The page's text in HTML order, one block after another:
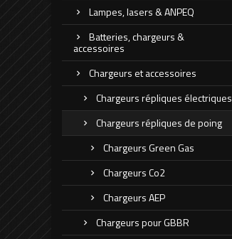
Lampes, lasers & ANPEQ
Batteries, chargeurs &
accessoires
Chargeurs et accessoires
Chargeurs répliques électriques
Chargeurs répliques de poing
Chargeurs Green Gas
Chargeurs Co2
Chargeurs AEP
Chargeurs pour GBBR